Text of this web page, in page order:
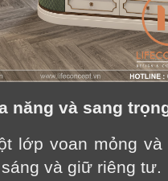
năng và sang
lớp voan mỏng
và giữ riêng tư.